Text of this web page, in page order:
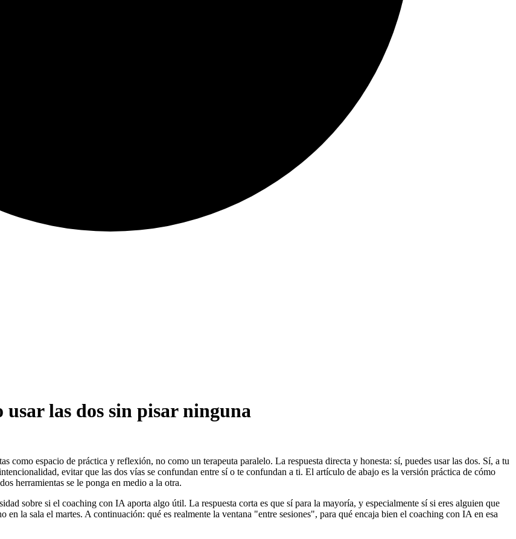
usar las dos sin pisar ninguna
como espacio de práctica y reflexión, no como un terapeuta paralelo. La respuesta directa y honesta: sí, puedes usar las dos. Sí, a tu
evitar que las dos vías se confundan entre sí o te confundan a ti. El artículo de abajo es la versión práctica de cómo
herramientas se le ponga en medio a la otra.
sobre si el coaching con IA aporta algo útil. La respuesta corta es que sí para la mayoría, y especialmente sí si eres alguien que
en la sala el martes. A continuación: qué es realmente la ventana "entre sesiones", para qué encaja bien el coaching con IA en esa